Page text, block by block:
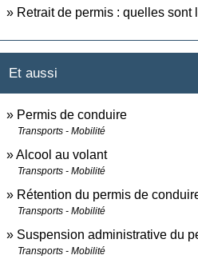
Retrait de permis : quelles sont
Et aussi
Permis de conduire
Transports - Mobilité
Alcool au volant
Transports - Mobilité
Rétention du permis de
Transports - Mobilité
Suspension administrative du
Transports - Mobilité